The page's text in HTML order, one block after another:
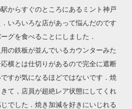
からすぐのところにあるミント神戸
いろいろな店があって悩んだのです
グを食べることにしました．
の鉄板が並んでいるカウンターみた
横とは仕切りがあるので完全に遮断
すが気になるほどではないです．焼
て，店員が超絶レア状態にしてくれ
でした．焼き加減を好きにいじれる